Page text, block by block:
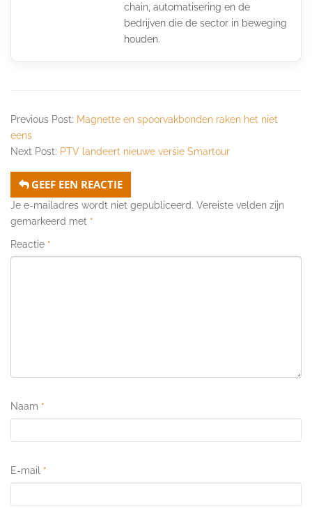
chain, automatisering en de
bedrijven die de sector in beweging
houden.
Previous Post: Magnette en spoorvakbonden raken het niet
eens
Next Post: PTV landeert nieuwe versie Smartour
GEEF EEN REACTIE
Je e-mailadres wordt niet gepubliceerd. Vereiste velden zijn
gemarkeerd met *
Reactie *
Naam *
E-mail *